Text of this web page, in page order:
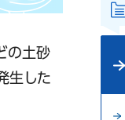
の土砂
生した